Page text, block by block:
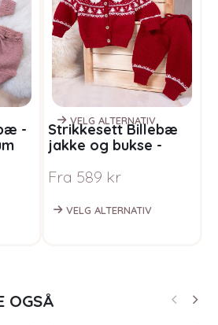
-
VELG ALTERNATIV
Strikkesett Billebæ
jakke og bukse -
Pure Eco Baby Wool
Fra 589 kr
VELG ALTERNATIV
OGSÅ